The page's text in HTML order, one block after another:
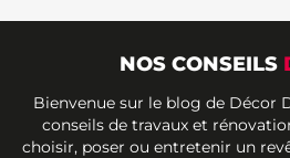
NOS CONSEILS
Bienvenue sur le blog de Décor
conseils de travaux et
choisir, poser ou entretenir un